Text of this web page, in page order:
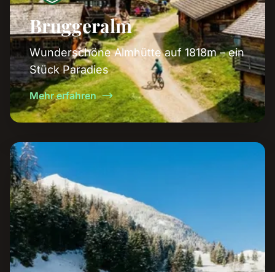
Bruggeralm
Wunderschöne Almhütte auf 1818m – ein
Stück Paradies
Mehr erfahren